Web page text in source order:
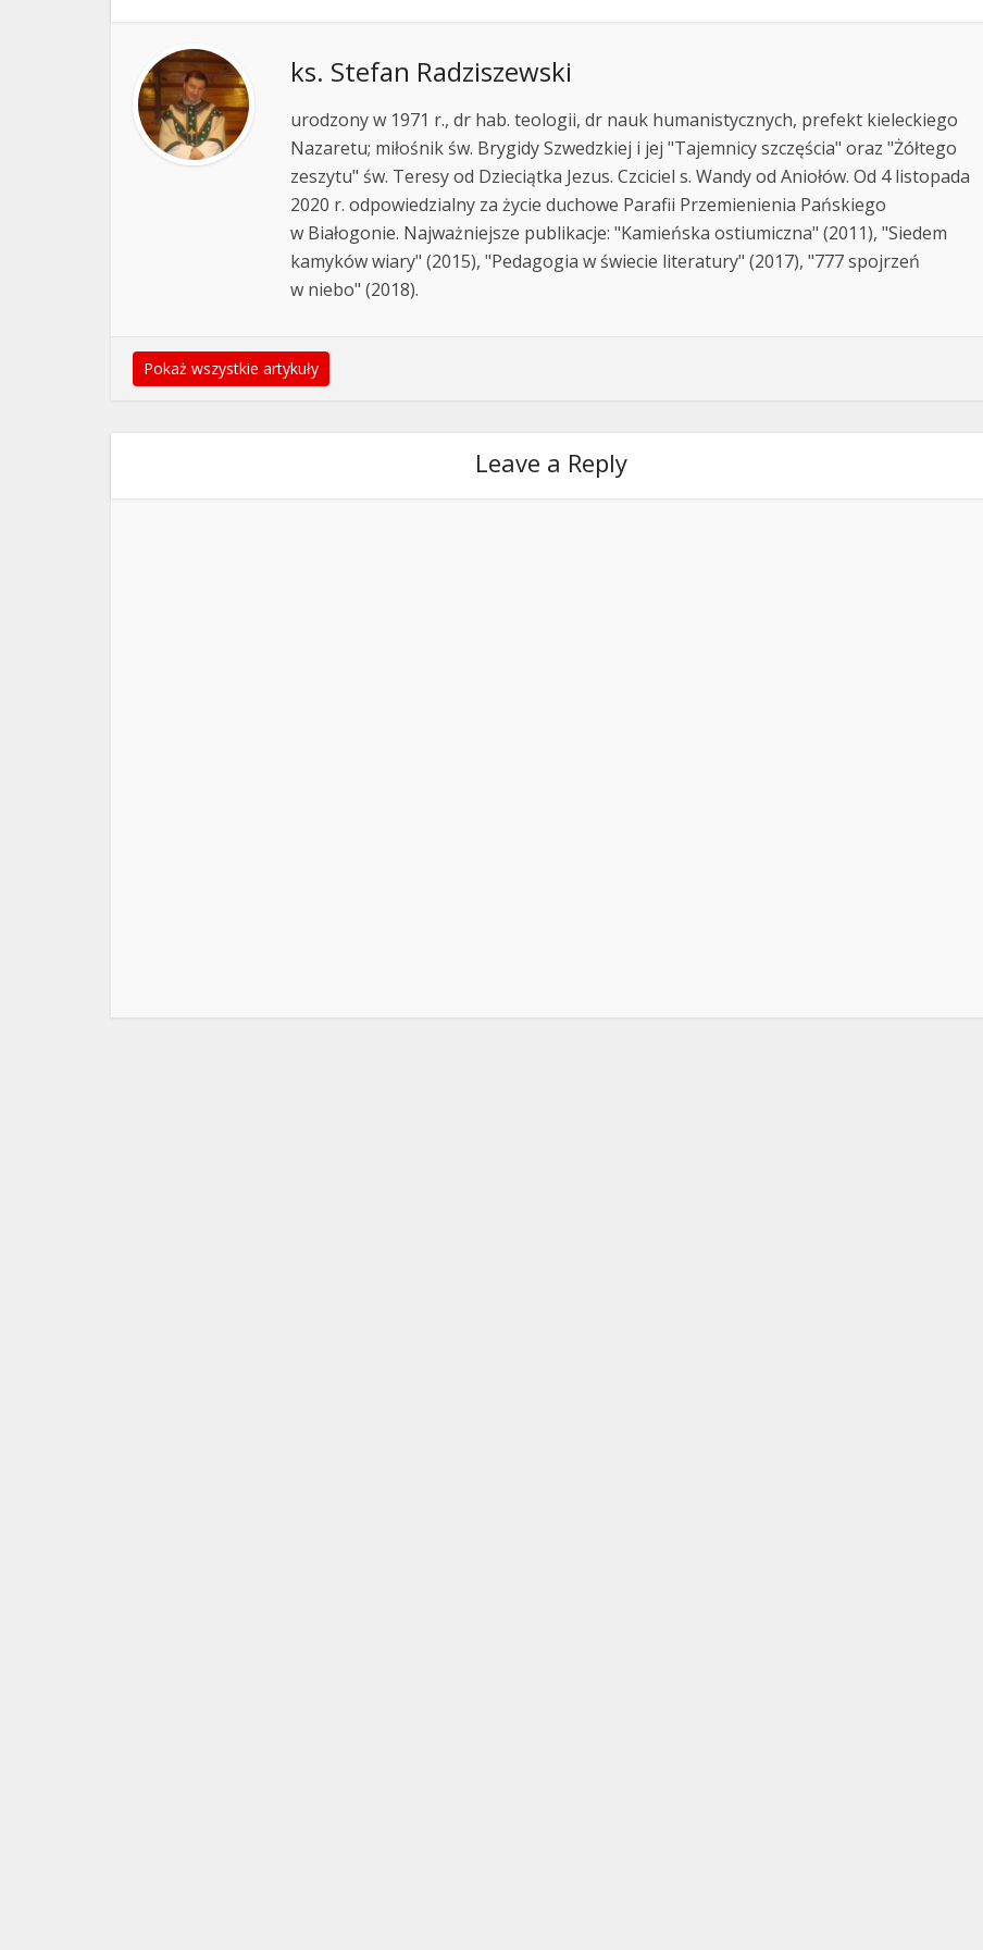
ks. Stefan Radziszewski
urodzony w 1971 r., dr hab. teologii, dr nauk humanistycznych, prefekt kieleckiego
Nazaretu; miłośnik św. Brygidy Szwedzkiej i jej "Tajemnicy szczęścia" oraz "Żółtego
zeszytu" św. Teresy od Dzieciątka Jezus. Czciciel s. Wandy od Aniołów. Od 4 listopada
2020 r. odpowiedzialny za życie duchowe Parafii Przemienienia Pańskiego
w Białogonie. Najważniejsze publikacje: "Kamieńska ostiumiczna" (2011), "Siedem
kamyków wiary" (2015), "Pedagogia w świecie literatury" (2017), "777 spojrzeń
w niebo" (2018).
Pokaż wszystkie artykuły
Leave a Reply